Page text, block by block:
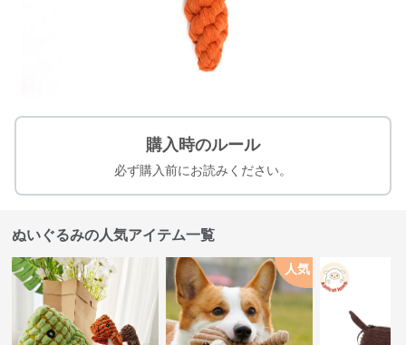
購入時のルール
必ず購入前にお読みください。
ぬいぐるみの人気アイテム一覧
人気